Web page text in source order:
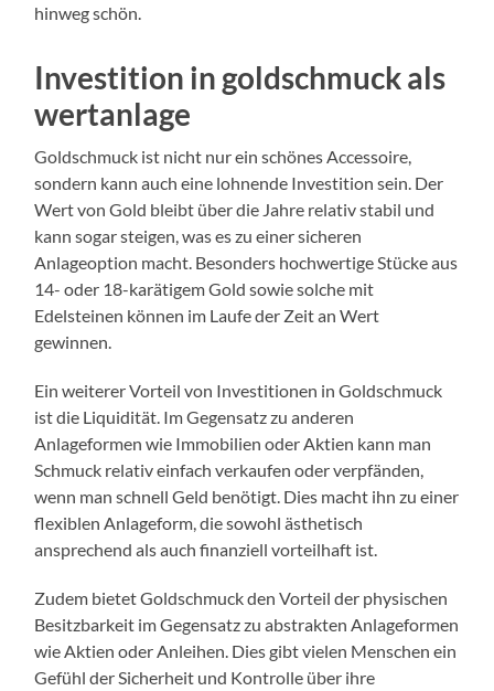
hinweg schön.
Investition in goldschmuck als
wertanlage
Goldschmuck ist nicht nur ein schönes Accessoire,
sondern kann auch eine lohnende Investition sein. Der
Wert von Gold bleibt über die Jahre relativ stabil und
kann sogar steigen, was es zu einer sicheren
Anlageoption macht. Besonders hochwertige Stücke aus
14- oder 18-karätigem Gold sowie solche mit
Edelsteinen können im Laufe der Zeit an Wert
gewinnen.
Ein weiterer Vorteil von Investitionen in Goldschmuck
ist die Liquidität. Im Gegensatz zu anderen
Anlageformen wie Immobilien oder Aktien kann man
Schmuck relativ einfach verkaufen oder verpfänden,
wenn man schnell Geld benötigt. Dies macht ihn zu einer
flexiblen Anlageform, die sowohl ästhetisch
ansprechend als auch finanziell vorteilhaft ist.
Zudem bietet Goldschmuck den Vorteil der physischen
Besitzbarkeit im Gegensatz zu abstrakten Anlageformen
wie Aktien oder Anleihen. Dies gibt vielen Menschen ein
Gefühl der Sicherheit und Kontrolle über ihre